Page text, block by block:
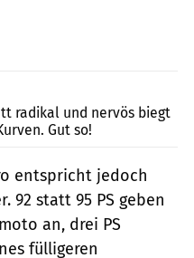
radikal und nervös biegt
Gut so!
entspricht jedoch
92 statt 95 PS geben
an, drei PS
fülligeren